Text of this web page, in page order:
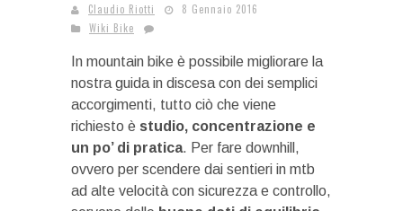
Claudio Riotti
8 Gennaio 2016
Wiki Bike
In mountain bike è possibile migliorare la
nostra guida in discesa con dei semplici
accorgimenti, tutto ciò che viene
richiesto è studio, concentrazione e
un po’ di pratica. Per fare downhill,
ovvero per scendere dai sentieri in mtb
ad alte velocità con sicurezza e controllo,